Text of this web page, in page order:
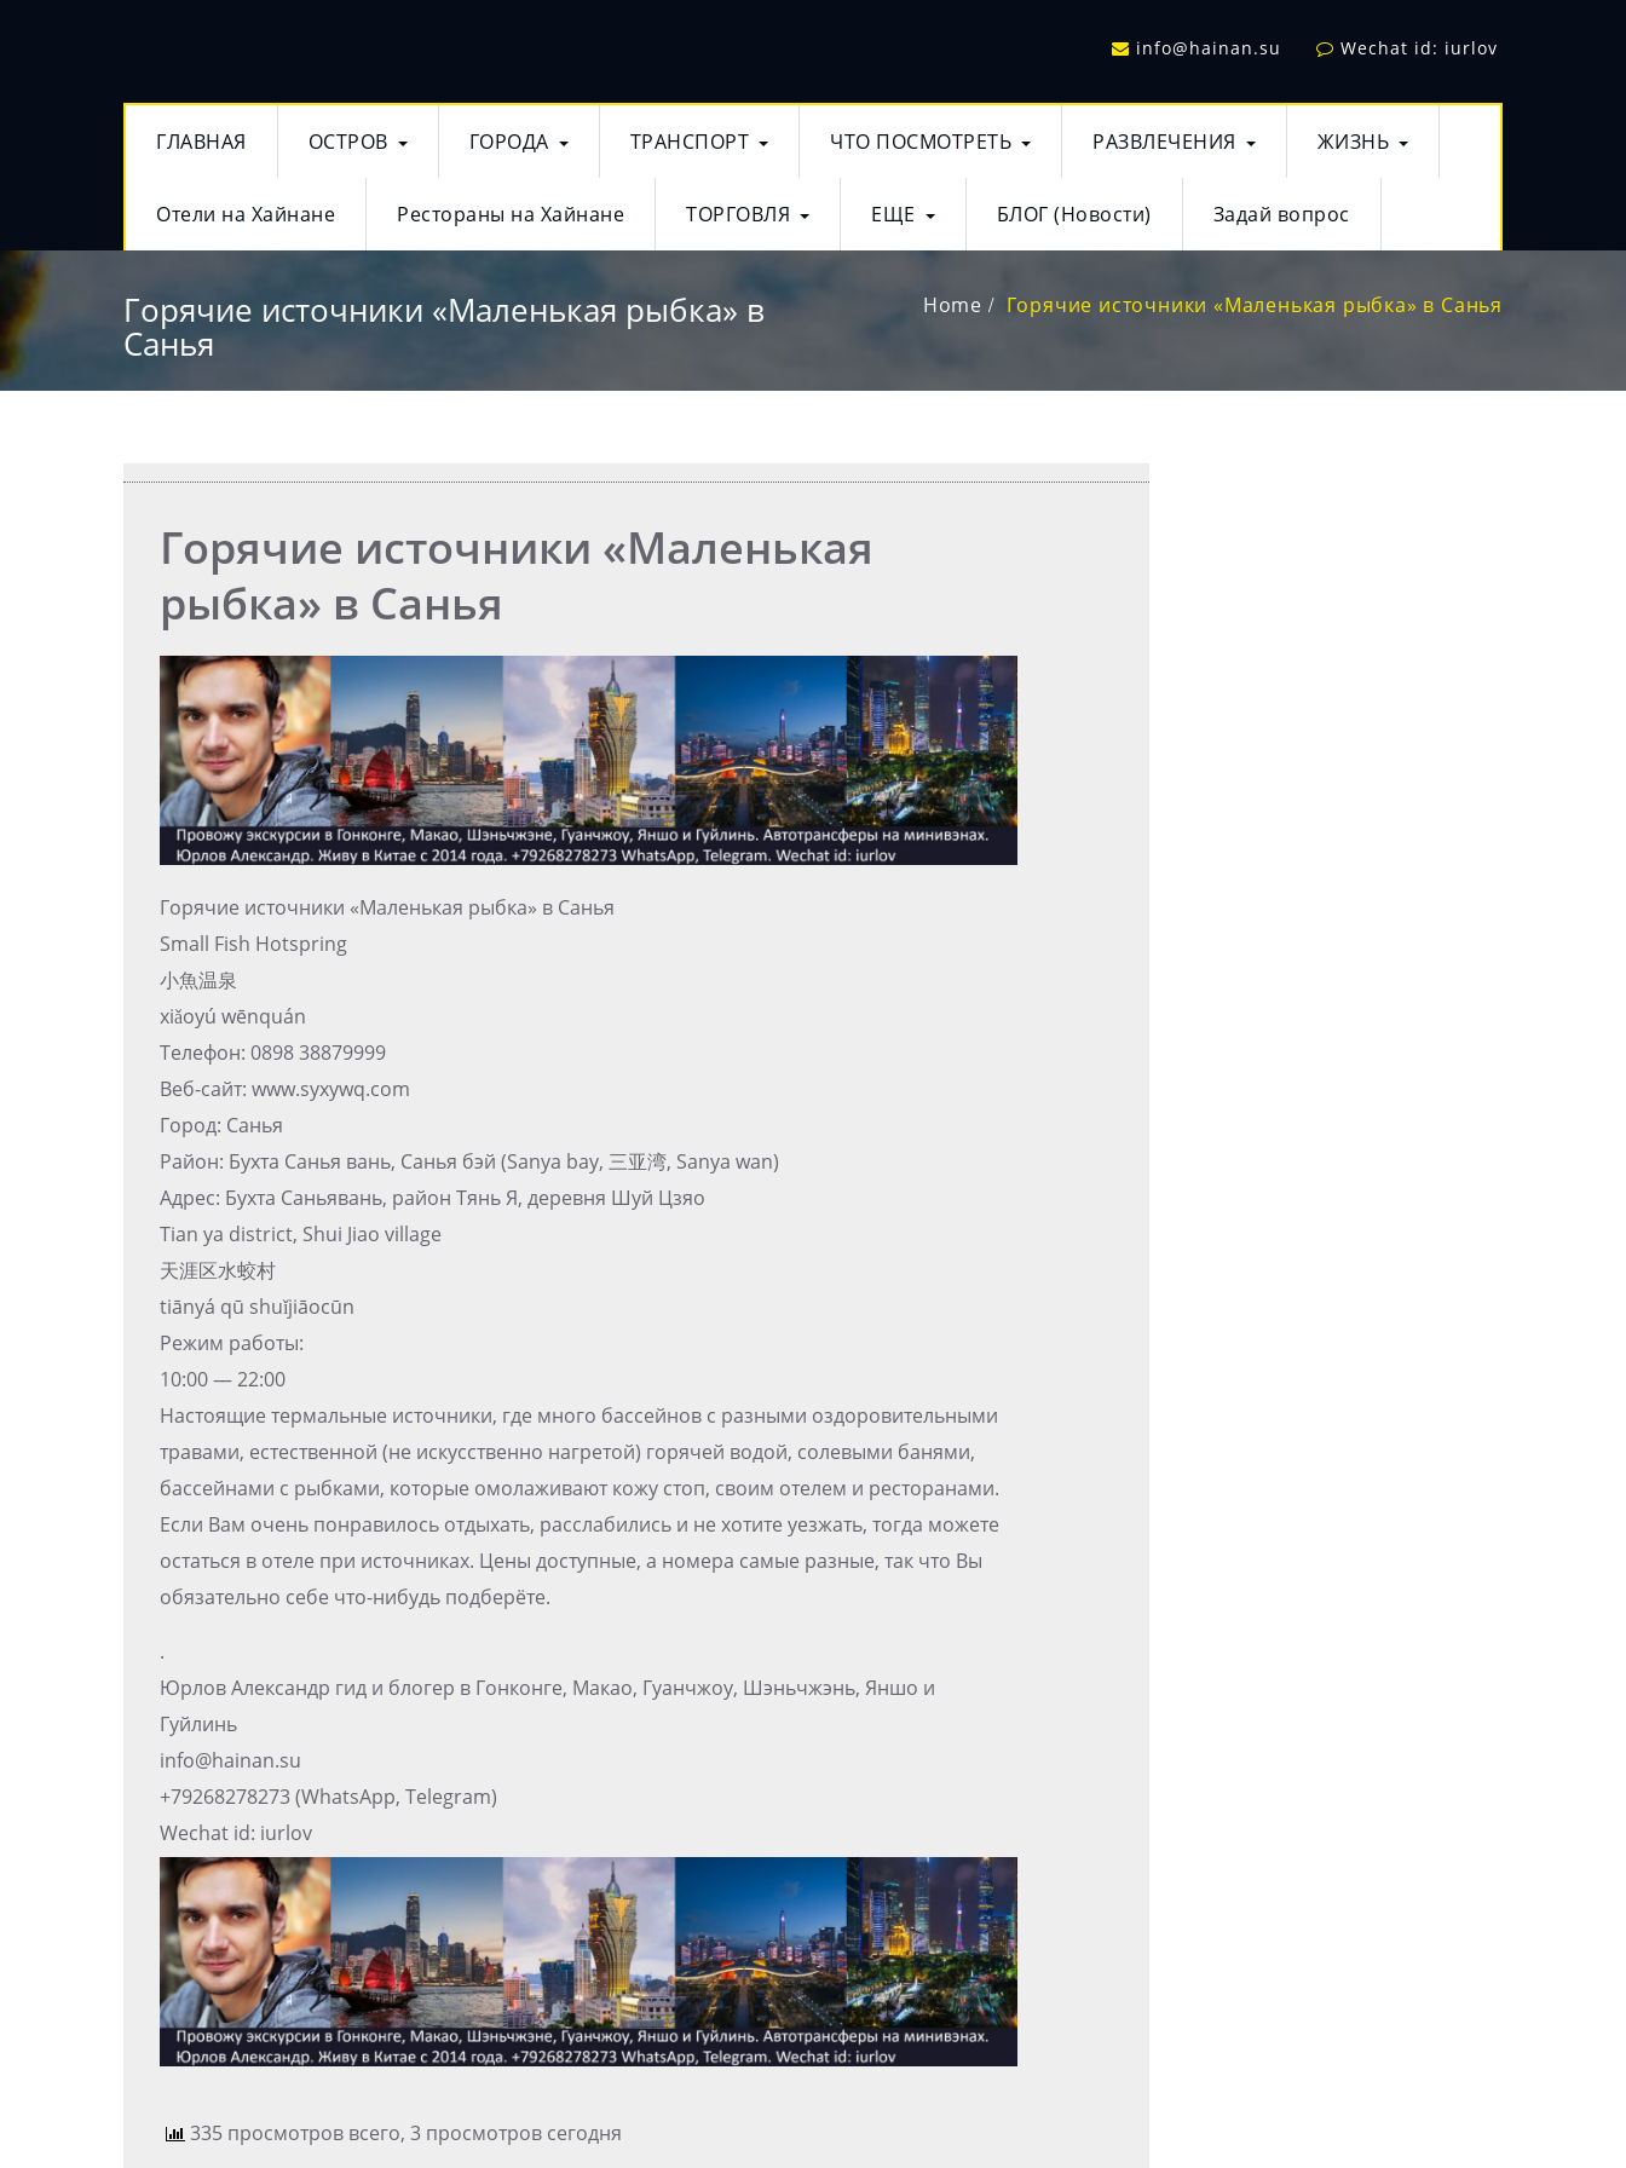
info@hainan.su Wechat id: iurlov
ГЛАВНАЯ ОСТРОВ ГОРОДА ТРАНСПОРТ ЧТО ПОСМОТРЕТЬ РАЗВЛЕЧЕНИЯ ЖИЗНЬ
Отели на Хайнане Рестораны на Хайнане ТОРГОВЛЯ ЕЩЕ БЛОГ (Новости) Задай вопрос
Горячие источники «Маленькая рыбка» в
Санья
Home Горячие источники «Маленькая рыбка» в Санья
Горячие источники «Маленькая
рыбка» в Санья
Горячие источники «Маленькая рыбка» в Санья
Small Fish Hotspring
小魚温泉
xiǎoyú wēnquán
Телефон: 0898 38879999
Веб-сайт: www.syxywq.com
Город: Санья
Район: Бухта Санья вань, Санья бэй (Sanya bay, 三亚湾, Sanya wan)
Адрес: Бухта Саньявань, район Тянь Я, деревня Шуй Цзяо
Tian ya district, Shui Jiao village
天涯区水蛟村
tiānyá qū shuǐjiāocūn
Режим работы:
10:00 — 22:00
Настоящие термальные источники, где много бассейнов с разными оздоровительными
травами, естественной (не искусственно нагретой) горячей водой, солевыми банями,
бассейнами с рыбками, которые омолаживают кожу стоп, своим отелем и ресторанами.
Если Вам очень понравилось отдыхать, расслабились и не хотите уезжать, тогда можете
остаться в отеле при источниках. Цены доступные, а номера самые разные, так что Вы
обязательно себе что-нибудь подберёте.
.
Юрлов Александр гид и блогер в Гонконге, Макао, Гуанчжоу, Шэньчжэнь, Яншо и
Гуйлинь
info@hainan.su
+79268278273 (WhatsApp, Telegram)
Wechat id: iurlov
335 просмотров всего, 3 просмотров сегодня